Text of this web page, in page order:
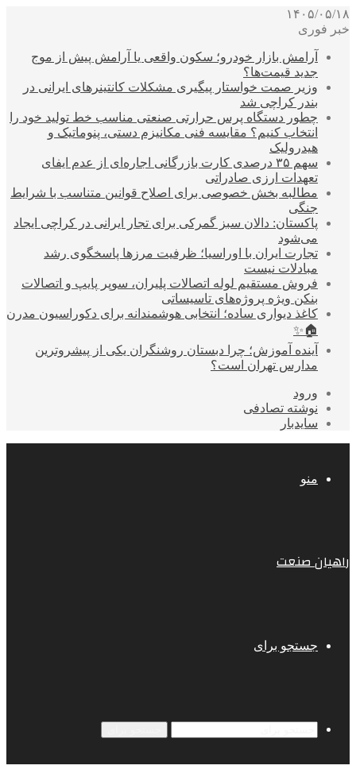
۱۴۰۵/۰۵/۱۸
خبر فوری
آرامش بازار خودرو؛ سکون واقعی یا آرامش پیش از موج
جدید قیمت‌ها؟
وزیر صمت خواستار پیگیری مشکلات کانتینرهای ایرانی در
بندر کراچی شد
چطور دستگاه پرس حرارتی صنعتی مناسب خط تولید خود را
انتخاب کنیم؟ مقایسه فنی مکانیزم دستی، پنوماتیک و
هیدرولیک
سهم ۳۵ درصدی کارت بازرگانی اجاره‌ای از عدم ایفای
تعهدات ارزی صادراتی
مطالبه بخش خصوصی برای اصلاح قوانین متناسب با شرایط
جنگی
پاکستان: دالان سبز گمرکی برای تجار ایرانی در کراچی ایجاد
می‌شود
تجارت ایران با اوراسیا؛ ظرفیت مرزها پاسخگوی رشد
مبادلات نیست
فروش مستقیم لوله اتصالات پلیران، سوپر پایپ و اتصالات
بنکن ویژه پروژه‌های تاسیساتی
کاغذ دیواری ساده؛ انتخابی هوشمندانه برای دکوراسیون مدرن
🏠✨
آینده آموزش؛ چرا دبستان روشنگران یکی از پیشروترین
مدارس تهران است؟
ورود
نوشته تصادفی
سایدبار
منو
راهیان صنعت
جستجو برای